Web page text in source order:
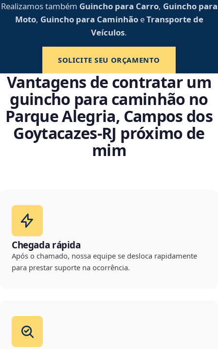
Realizamos também Guincho para Carro, Guincho para
Moto, Guincho para CaminhãoeTransporte de
Veículos.
SOLICITE SEU ORÇAMENTO
Vantagens de contratar um
guincho para caminhão no
Parque Alegria, Campos dos
Goytacazes‑RJ próximo de
mim
Chegada rápida
Após o chamado, nossa equipe se desloca rapidamente
para prestar suporte na ocorrência.